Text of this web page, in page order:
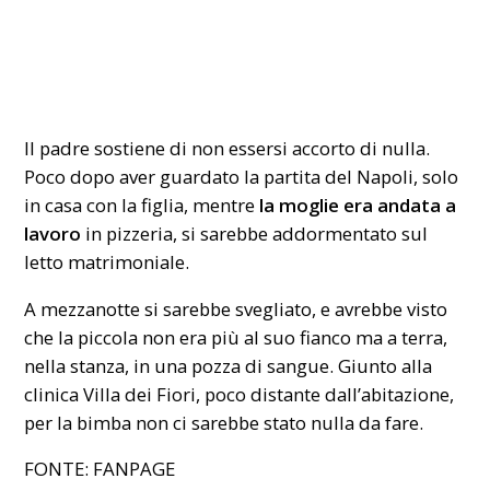
Il padre sostiene di non essersi accorto di nulla.
Poco dopo aver guardato la partita del Napoli, solo
in casa con la figlia, mentre la moglie era andata a
lavoro in pizzeria, si sarebbe addormentato sul
letto matrimoniale.
A mezzanotte si sarebbe svegliato, e avrebbe visto
che la piccola non era più al suo fianco ma a terra,
nella stanza, in una pozza di sangue. Giunto alla
clinica Villa dei Fiori, poco distante dall’abitazione,
per la bimba non ci sarebbe stato nulla da fare.
FONTE: FANPAGE